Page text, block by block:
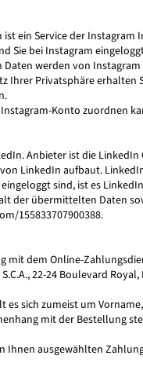
ein Service der
Sie bei Instagram
werden von
Ihrer Privatsphäre
Konto zuordnen
Anbieter ist die
LinkedIn aufbaut.
sind, ist es
der übermittelten Daten
155833707900388.
mit dem Online-
22-24 Boulevard
sich zumeist um
mit der Bestellung
ausgewählten